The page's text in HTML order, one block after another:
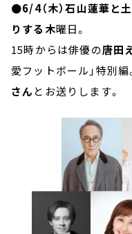
●6/4（木）石山蓮華と
りする木曜日。
15時からは俳優の唐田
愛フットボール」特別
さん とお送りします。